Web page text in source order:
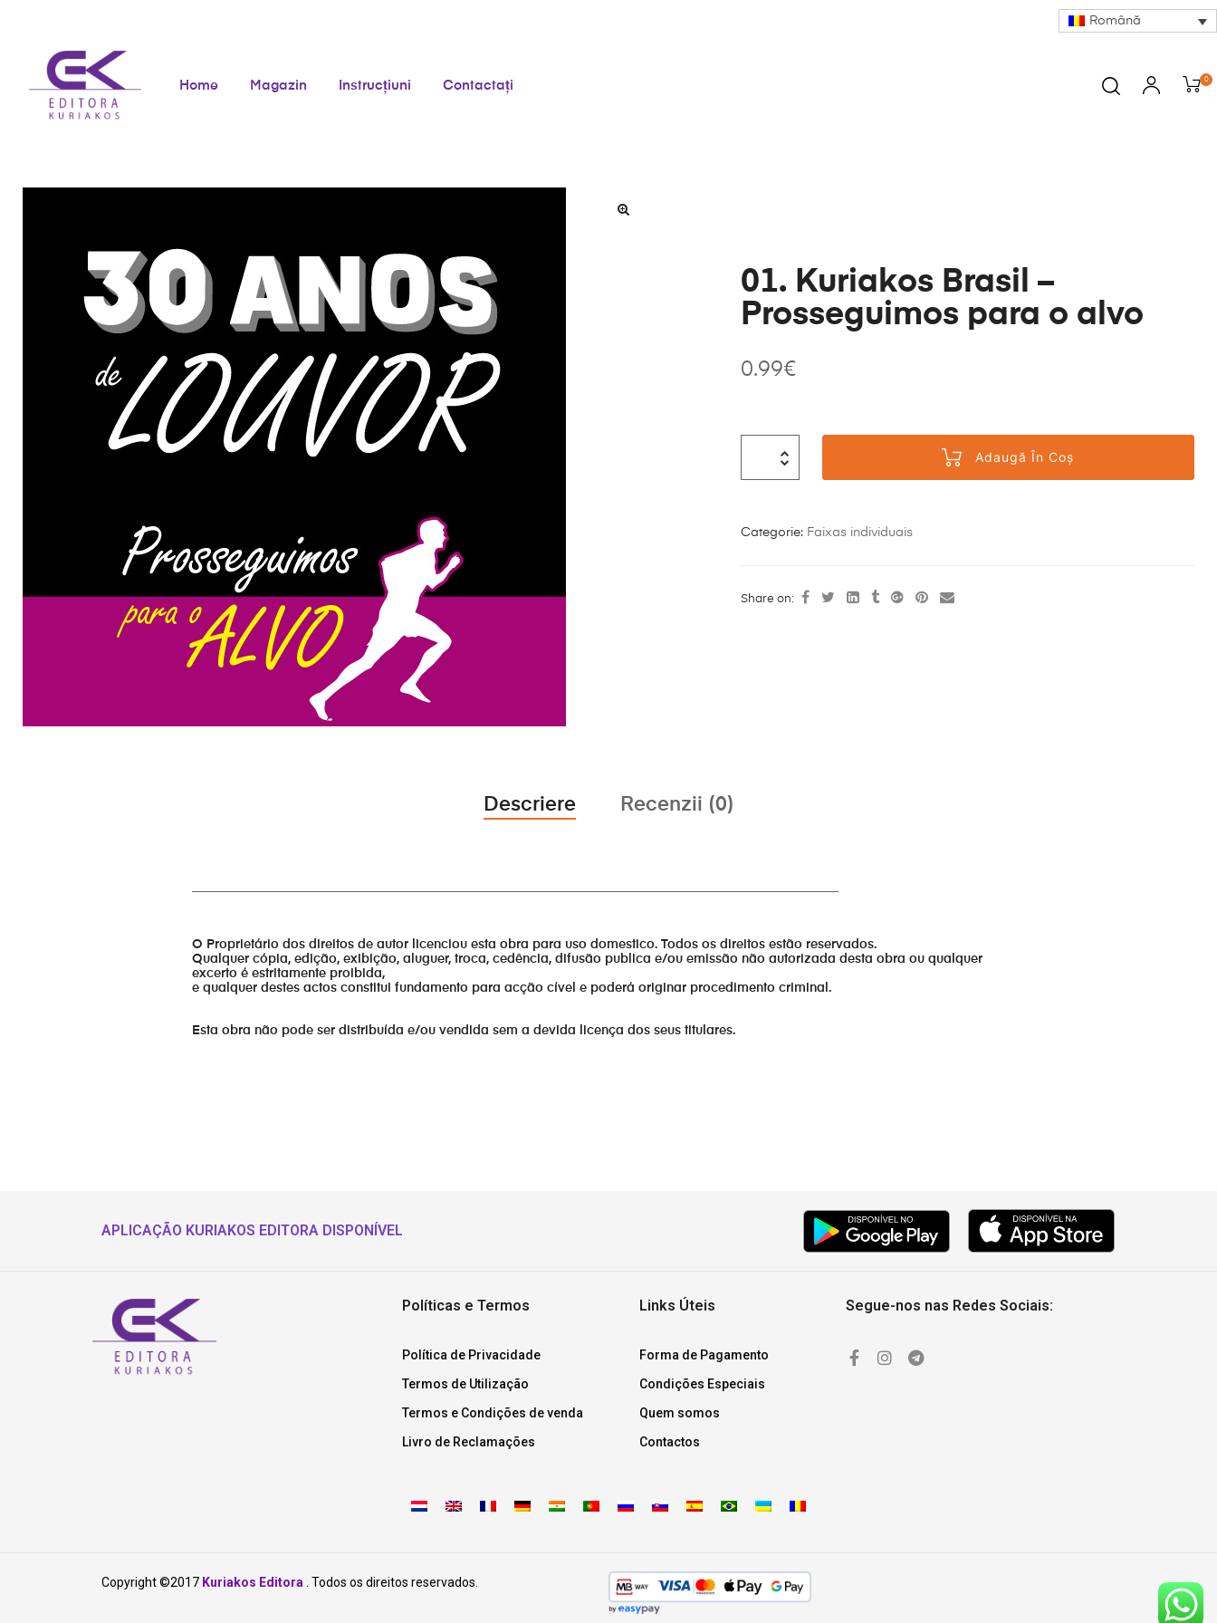
Română
Home Magazin Instrucțiuni Contactați 0
01. Kuriakos Brasil –
Prosseguimos para o alvo
0.99€
Adaugă În Coș
Categorie: Faixas individuais
Share on:
Descriere Recenzii (0)
O Proprietário dos direitos de autor licenciou esta obra para uso domestico. Todos os direitos estão reservados.
Qualquer cópia, edição, exibição, aluguer, troca, cedência, difusão publica e/ou emissão não autorizada desta obra ou qualquer
excerto é estritamente proibida,
e qualquer destes actos constitui fundamento para acção cível e poderá originar procedimento criminal.
Esta obra não pode ser distribuída e/ou vendida sem a devida licença dos seus titulares.
APLICAÇÃO KURIAKOS EDITORA DISPONÍVEL
Políticas e Termos
Política de Privacidade
Termos de Utilização
Termos e Condições de venda
Livro de Reclamações
Links Úteis
Forma de Pagamento
Condições Especiais
Quem somos
Contactos
Segue-nos nas Redes Sociais:
Copyright ©2017 Kuriakos Editora . Todos os direitos reservados.